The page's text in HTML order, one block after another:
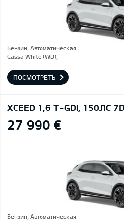
Бензин, Автоматическая
Cassa White (WD),
ПОСМОТРЕТЬ
XCEED 1,6 T-GDI, 150ЛС
27 990 €
Бензин, Автоматическая